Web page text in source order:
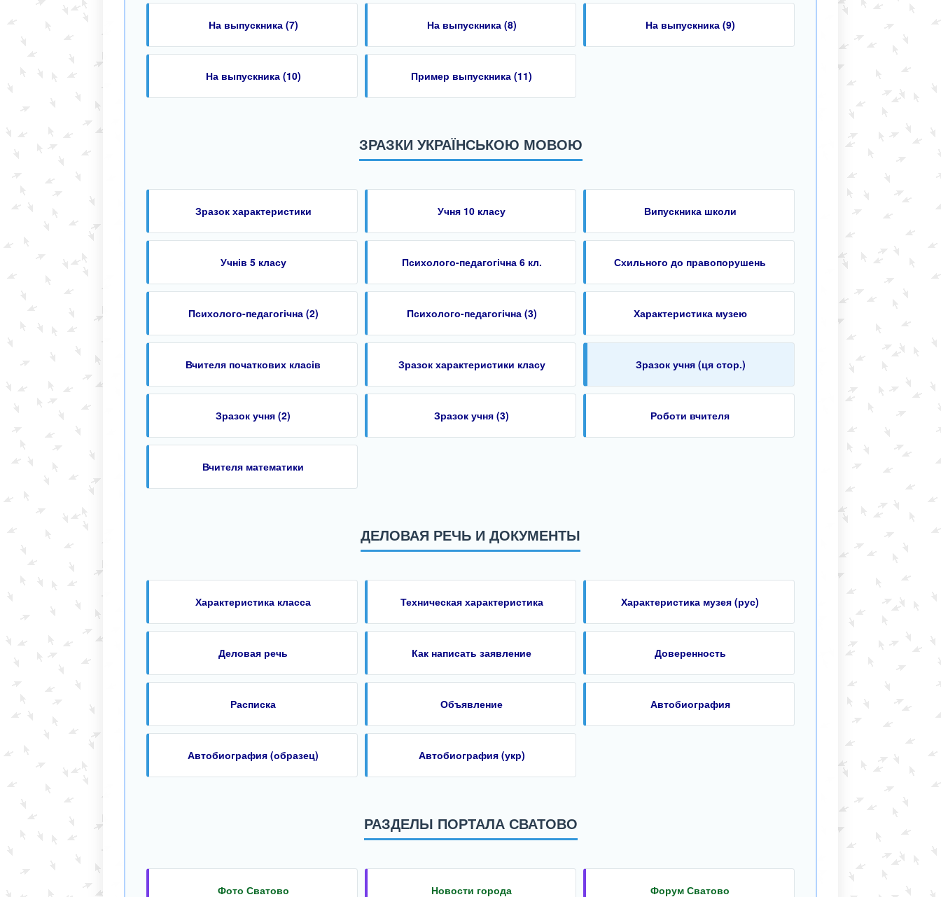
На выпускника (7) На выпускника (8) На выпускника (9)
На выпускника (10) Пример выпускника (11)
ЗРАЗКИ УКРАЇНСЬКОЮ МОВОЮ
Зразок характеристики Учня 10 класу Випускника школи
Учнів 5 класу Психолого-педагогічна 6 кл. Схильного до правопорушень
Психолого-педагогічна (2) Психолого-педагогічна (3) Характеристика музею
Вчителя початкових класів Зразок характеристики класу Зразок учня (ця стор.)
Зразок учня (2) Зразок учня (3) Роботи вчителя
Вчителя математики
ДЕЛОВАЯ РЕЧЬ И ДОКУМЕНТЫ
Характеристика класса Техническая характеристика Характеристика музея (рус)
Деловая речь Как написать заявление Доверенность
Расписка Объявление Автобиография
Автобиография (образец) Автобиография (укр)
РАЗДЕЛЫ ПОРТАЛА СВАТОВО
Фото Сватово Новости города Форум Сватово